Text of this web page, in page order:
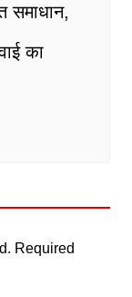
समाधान,
का
Required